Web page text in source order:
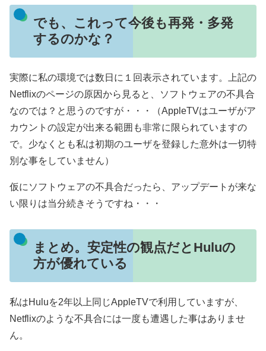
でも、これって今後も再発・多発
するのかな？
実際に私の環境では数日に１回表示されています。上記の
Netflixのページの原因から見ると、ソフトウェアの不具合
なのでは？と思うのですが・・・（AppleTVはユーザがア
カウントの設定が出来る範囲も非常に限られていますの
で。少なくとも私は初期のユーザを登録した意外は一切特
別な事をしていません）
仮にソフトウェアの不具合だったら、アップデートが来な
い限りは当分続きそうですね・・・
まとめ。安定性の観点だとHuluの
方が優れている
私はHuluを2年以上同じAppleTVで利用していますが、
Netflixのような不具合には一度も遭遇した事はありませ
ん。